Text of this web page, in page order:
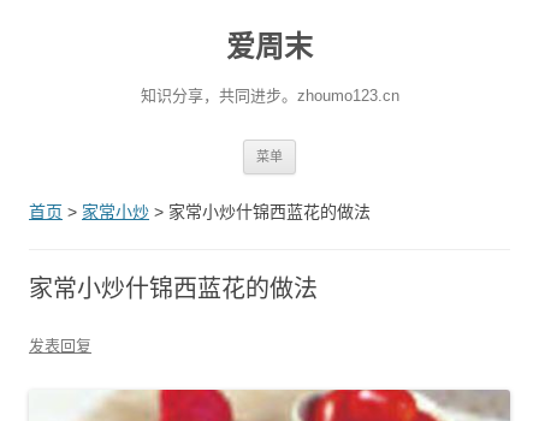
爱周末
知识分享，共同进步。zhoumo123.cn
菜单
首页 > 家常小炒 > 家常小炒什锦西蓝花的做法
家常小炒什锦西蓝花的做法
发表回复